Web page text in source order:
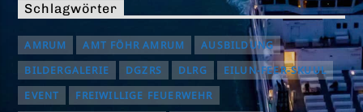
Schlagwörter
AMRUM AMT FÖHR AMRUM
AUSBILDUNG
BILDERGALERIE
DGZRS DLRG
EILUN-FEER-SKUUL
EVENT
FREIWILLIGE FEUERWEHR